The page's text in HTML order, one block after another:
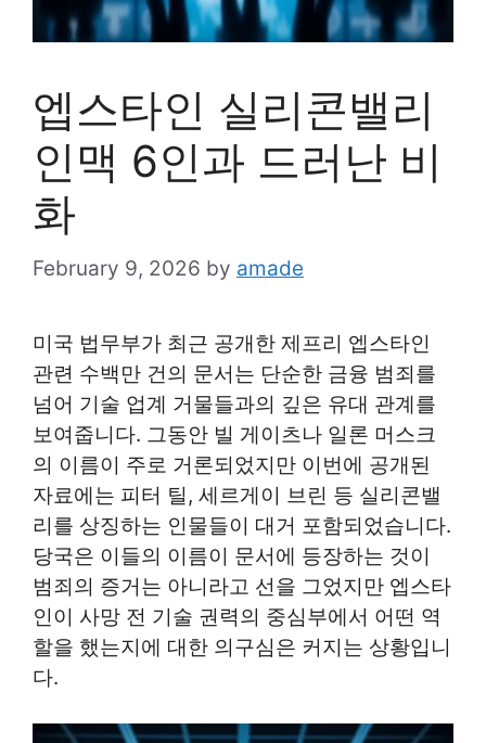
엡스타인 실리콘밸리
인맥 6인과 드러난 비
화
February 9, 2026 by amade
미국 법무부가 최근 공개한 제프리 엡스타인
관련 수백만 건의 문서는 단순한 금융 범죄를
넘어 기술 업계 거물들과의 깊은 유대 관계를
보여줍니다. 그동안 빌 게이츠나 일론 머스크
의 이름이 주로 거론되었지만 이번에 공개된
자료에는 피터 틸, 세르게이 브린 등 실리콘밸
리를 상징하는 인물들이 대거 포함되었습니다.
당국은 이들의 이름이 문서에 등장하는 것이
범죄의 증거는 아니라고 선을 그었지만 엡스타
인이 사망 전 기술 권력의 중심부에서 어떤 역
할을 했는지에 대한 의구심은 커지는 상황입니
다.